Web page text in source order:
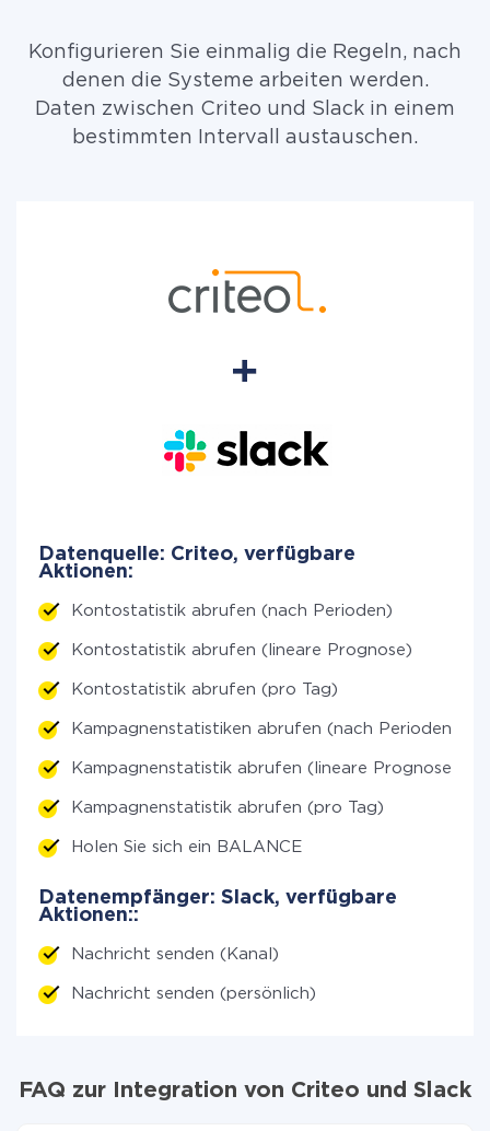
Konfigurieren Sie einmalig die Regeln, nach
denen die Systeme arbeiten werden.
Daten zwischen Criteo und Slack in einem
bestimmten Intervall austauschen.
Datenquelle: Criteo, verfügbare
Aktionen:
Kontostatistik abrufen (nach Perioden)
Kontostatistik abrufen (lineare Prognose)
Kontostatistik abrufen (pro Tag)
Kampagnenstatistiken abrufen (nach Perioden)
Kampagnenstatistik abrufen (lineare Prognose)
Kampagnenstatistik abrufen (pro Tag)
Holen Sie sich ein BALANCE
Datenempfänger: Slack, verfügbare
Aktionen::
Nachricht senden (Kanal)
Nachricht senden (persönlich)
FAQ zur Integration von Criteo und Slack